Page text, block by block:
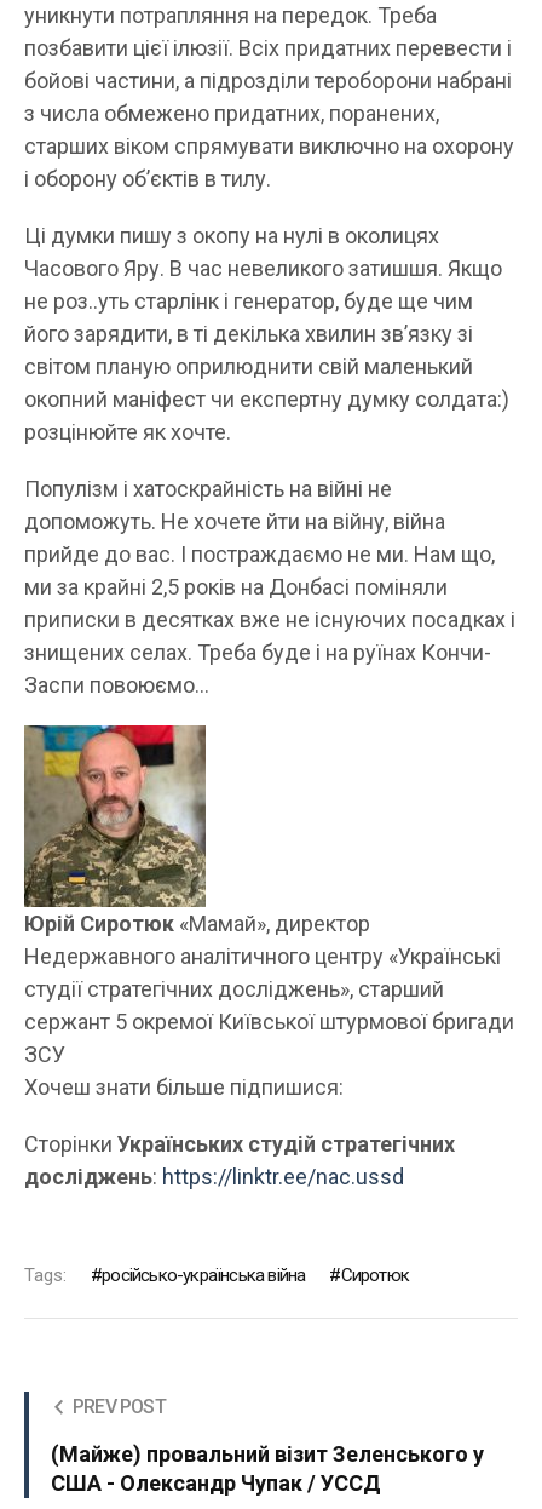
уникнути потрапляння на передок. Треба
позбавити цієї ілюзії. Всіх придатних перевести і
бойові частини, а підрозділи тероборони набрані
з числа обмежено придатних, поранених,
старших віком спрямувати виключно на охорону
і оборону обʼєктів в тилу.
Ці думки пишу з окопу на нулі в околицях
Часового Яру. В час невеликого затишшя. Якщо
не роз..уть старлінк і генератор, буде ще чим
його зарядити, в ті декілька хвилин звʼязку зі
світом планую оприлюднити свій маленький
окопний маніфест чи експертну думку солдата:)
розцінюйте як хочте.
Популізм і хатоскрайність на війні не
допоможуть. Не хочете йти на війну, війна
прийде до вас. І постраждаємо не ми. Нам що,
ми за крайні 2,5 років на Донбасі поміняли
приписки в десятках вже не існуючих посадках і
знищених селах. Треба буде і на руїнах Кончи-
Заспи повоюємо…
Юрій Сиротюк «Мамай», директор
Недержавного аналітичного центру «Українські
студії стратегічних досліджень», старший
сержант 5 окремої Київської штурмової бригади
ЗСУ
Хочеш знати більше підпишися:
Сторінки Українських студій стратегічних
досліджень: https://linktr.ee/nac.ussd
Tags: російсько-українська війна Сиротюк
PREV POST
(Майже) провальний візит Зеленського у
США - Олександр Чупак / УССД